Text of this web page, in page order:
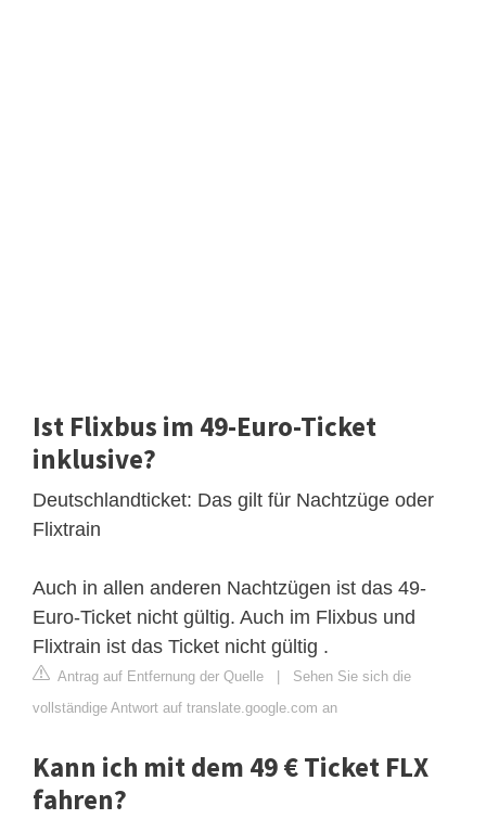
Ist Flixbus im 49-Euro-Ticket
inklusive?
Deutschlandticket: Das gilt für Nachtzüge oder
Flixtrain
Auch in allen anderen Nachtzügen ist das 49-
Euro-Ticket nicht gültig. Auch im Flixbus und
Flixtrain ist das Ticket nicht gültig .
Antrag auf Entfernung der Quelle
Sehen Sie sich die
vollständige Antwort auf translate.google.com an
Kann ich mit dem 49 € Ticket FLX
fahren?